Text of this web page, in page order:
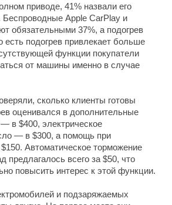
приводе, 41% назвали его
Беспроводные Apple CarPlay и
обязательными 37%, а подогрев
подогрев привлекает больше
функции покупатели
от машины именно в случае
сколько клиенты готовы
оценивался в дополнительные
в $400, электрическое
— в $300, а помощь при
Автоматическое торможение
предлагалось всего за $50, что
повысить интерес к этой функции.
и подзаряжаемых